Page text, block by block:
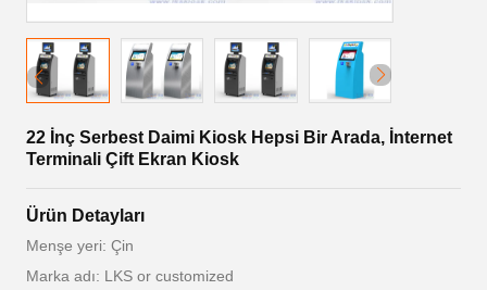
22 İnç Serbest Daimi Kiosk Hepsi Bir Arada, İnternet
Terminali Çift Ekran Kiosk
Ürün Detayları
Menşe yeri: Çin
Marka adı: LKS or customized